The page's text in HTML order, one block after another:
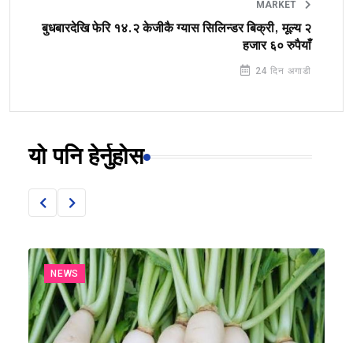
MARKET
बुधबारदेखि फेरि १४.२ केजीकै ग्यास सिलिन्डर बिक्री, मूल्य २
हजार ६० रुपैयाँ
24 दिन अगाडी
यो पनि हेर्नुहोस
NEWS